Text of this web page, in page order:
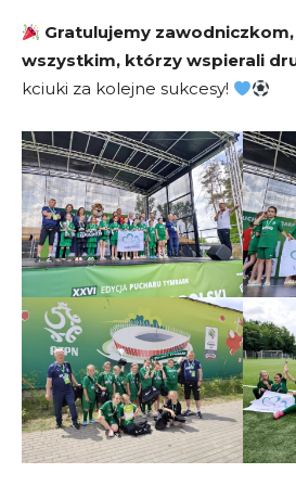
Gratulujemy
wszystkim, którzy wspierali
kciuki za kolejne sukcesy!